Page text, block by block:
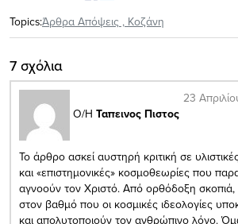
Topics:Άρθρα Απόψεις , Κοζάνη
7 σχόλια
Ο/Η Ταπεινος Πιστος
23
Το άρθρο ασκεί αυστηρή κριτική σε
και «επιστημονικές» κοσμοθεωρίες που
αγνοούν τον Χριστό. Από ορθόδοξη σκοπιά,
στον βαθμό που οι κοσμικές ιδεολογίες
και απολυτοποιούν τον ανθρώπινο λόγο.